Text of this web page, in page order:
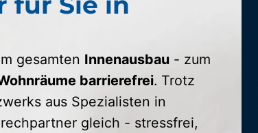
gesamten Innenausbau - zum
barrierefrei. Trotz
aus Spezialisten in
gleich - stressfrei,